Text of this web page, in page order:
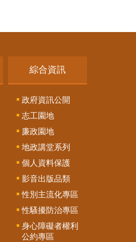
綜合資訊
政府資訊公開
志工園地
廉政園地
地政講堂系列
個人資料保護
影音出版品類
性別主流化專區
性騷擾防治專區
身心障礙者權利
公約專區